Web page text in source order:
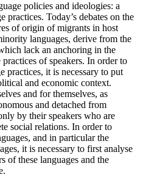
policies and ideologies: a
practices. Today’s debates on the
of origin of migrants in host
languages, derive from the
lack an anchoring in the
of speakers. In order to
practices, it is necessary to put
and economic context.
and for themselves, as
and detached from
by their speakers who are
social relations. In order to
and in particular the
it is necessary to first analyse
of these languages and the